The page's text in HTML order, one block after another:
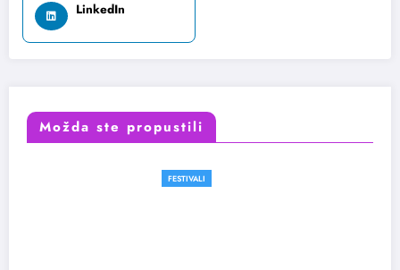
LinkedIn
Možda ste propustili